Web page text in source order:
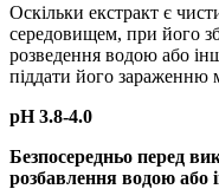
Оскільки екстракт є
середовищем, при його
розведення водою або
піддати його зараженню
рН 3.8-4.0
Безпосередньо перед
розбавлення водою або